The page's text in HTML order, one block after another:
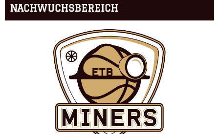
NACHWUCHSBEREICH